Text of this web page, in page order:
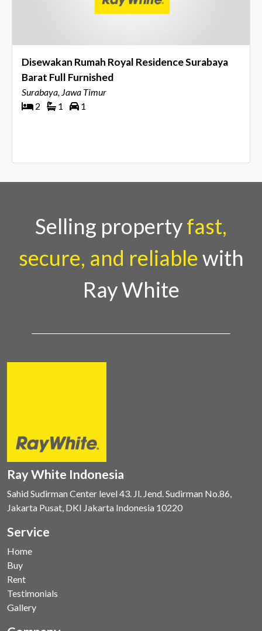
Disewakan Rumah Royal Residence Surabaya
Barat Full Furnished
Surabaya, Jawa Timur
2
1 1
Selling propertyfast,
secure, and reliablewith
Ray White
Ray White Indonesia
Sahid Sudirman Center level 43. Jl. Jend. Sudirman No.86,
Jakarta Pusat, DKI Jakarta Indonesia 10220
Service
Home
Buy
Rent
Testimonials
Gallery